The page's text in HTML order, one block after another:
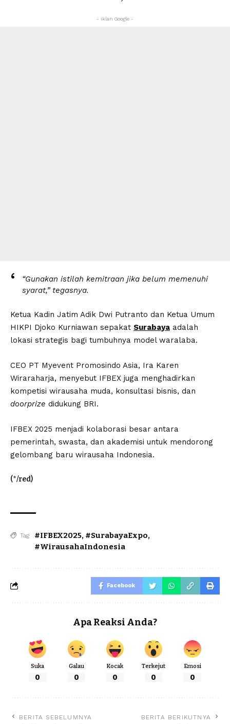
- Iklan Google -
“Gunakan istilah kemitraan jika belum memenuhi
syarat,” tegasnya.
Ketua Kadin Jatim Adik Dwi Putranto dan Ketua Umum
HIKPI Djoko Kurniawan sepakat Surabaya adalah
lokasi strategis bagi tumbuhnya model waralaba.
CEO PT Myevent Promosindo Asia, Ira Karen
Wiraraharja, menyebut IFBEX juga menghadirkan
kompetisi wirausaha muda, konsultasi bisnis, dan
doorprize didukung BRI.
IFBEX 2025 menjadi kolaborasi besar antara
pemerintah, swasta, dan akademisi untuk mendorong
gelombang baru wirausaha Indonesia.
(*/red)
Tag #IFBEX2025, #SurabayaExpo,
#WirausahaIndonesia
Facebook
Apa Reaksi Anda?
Suka
0
Galau
0
Kocak
0
Terkejut
0
Emosi
0
BERITA SEBELUMNYA BERITA BERIKUTNYA